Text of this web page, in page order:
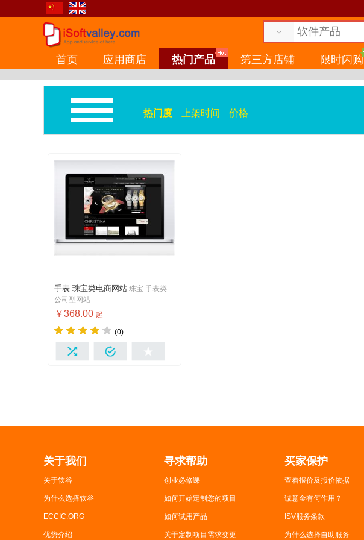
首页 应用商店 热门产品 第三方店铺 限时闪购
热门度 上架时间 价格
珠宝 手表 公司 网站
手表 珠宝类电商网站 珠宝 手表类
公司型网站
￥368.00 起
(0)
关于我们
关于软谷
为什么选择软谷
ECCIC.ORG
优势介绍
寻求帮助
创业必修课
如何开始定制您的项目
如何试用产品
关于定制项目需求变更
买家保护
查看报价及报价依据
诚意金有何作用？
ISV服务条款
为什么选择自助服务